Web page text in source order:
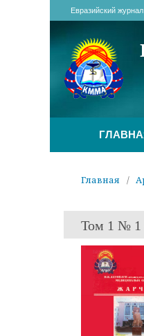
Евразийский
Главная /
Том 1 №